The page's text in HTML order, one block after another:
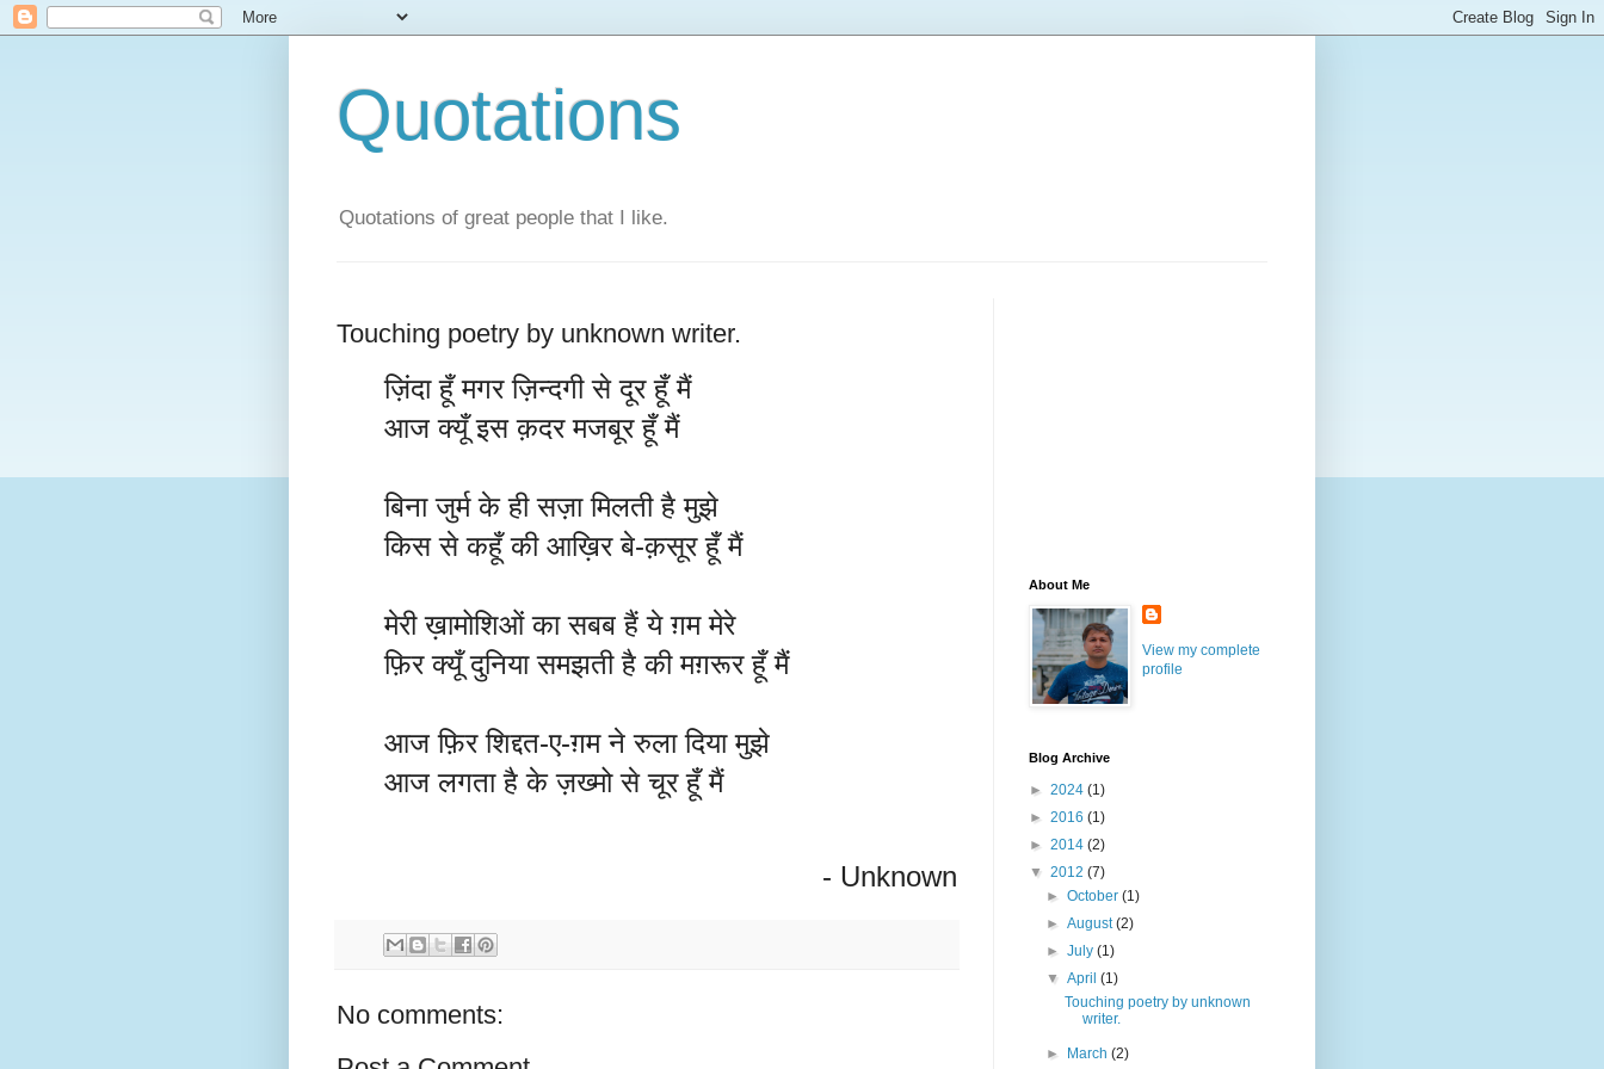
Quotations
Quotations of great people that I like.
Touching poetry by unknown writer.
ज़िंदा हूँ मगर ज़िन्दगी से दूर हूँ मैं
आज क्यूँ इस क़दर मजबूर हूँ मैं
बिना जुर्म के ही सज़ा मिलती है मुझे
किस से कहूँ की आख़िर बे-क़सूर हूँ मैं
मेरी ख़ामोशिओं का सबब हैं ये ग़म मेरे
फ़िर क्यूँ दुनिया समझती है की मग़रूर हूँ मैं
आज फ़िर शिद्दत-ए-ग़म ने रुला दिया मुझे
आज लगता है के ज़ख्मो से चूर हूँ मैं
- Unknown
No comments:
About Me
View my complete
profile
Blog Archive
► 2024 (1)
► 2016 (1)
► 2014 (2)
▼ 2012 (7)
►October(1)
►August(2)
►July(1)
▼April(1)
Touching poetry by unknown
writer.
► March(2)